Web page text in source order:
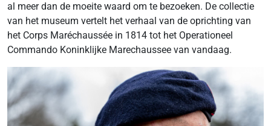
al meer dan de moeite waard om te bezoeken. De collectie
van het museum vertelt het verhaal van de oprichting van
het Corps Maréchaussée in 1814 tot het Operationeel
Commando Koninklijke Marechaussee van vandaag.